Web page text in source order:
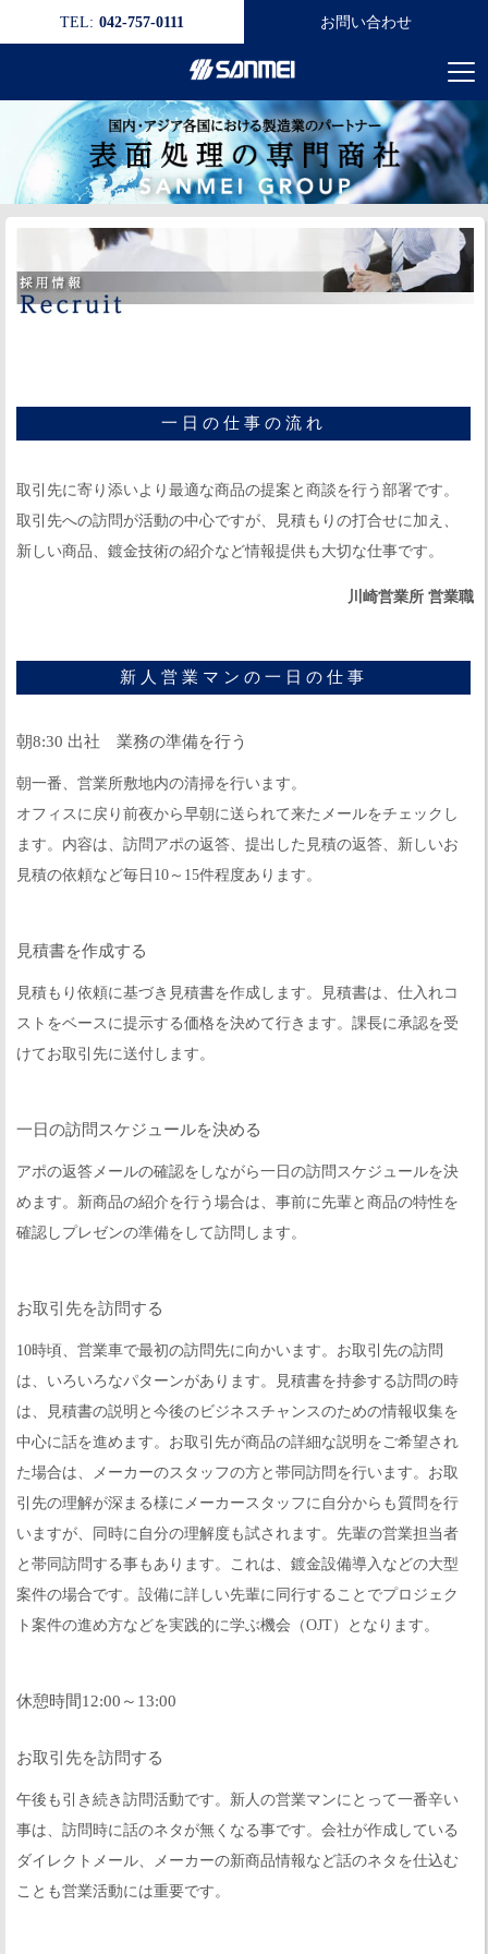
一日の仕事の流れ
取引先に寄り添いより最適な商品の提案と商談を行う部署です。
取引先への訪問が活動の中心ですが、見積もりの打合せに加え、
新しい商品、鍍金技術の紹介など情報提供も大切な仕事です。
川崎営業所 営業職
新人営業マンの一日の仕事
朝8:30 出社 業務の準備を行う
朝一番、営業所敷地内の清掃を行います。
オフィスに戻り前夜から早朝に送られて来たメールをチェックし
ます。内容は、訪問アポの返答、提出した見積の返答、新しいお
見積の依頼など毎日10～15件程度あります。
見積書を作成する
見積もり依頼に基づき見積書を作成します。見積書は、仕入れコ
ストをベースに提示する価格を決めて行きます。課長に承認を受
けてお取引先に送付します。
一日の訪問スケジュールを決める
アポの返答メールの確認をしながら一日の訪問スケジュールを決
めます。新商品の紹介を行う場合は、事前に先輩と商品の特性を
確認しプレゼンの準備をして訪問します。
お取引先を訪問する
10時頃、営業車で最初の訪問先に向かいます。お取引先の訪問
は、いろいろなパターンがあります。見積書を持参する訪問の時
は、見積書の説明と今後のビジネスチャンスのための情報収集を
中心に話を進めます。お取引先が商品の詳細な説明をご希望され
た場合は、メーカーのスタッフの方と帯同訪問を行います。お取
引先の理解が深まる様にメーカースタッフに自分からも質問を行
いますが、同時に自分の理解度も試されます。先輩の営業担当者
と帯同訪問する事もあります。これは、鍍金設備導入などの大型
案件の場合です。設備に詳しい先輩に同行することでプロジェク
ト案件の進め方などを実践的に学ぶ機会（OJT）となります。
休憩時間12:00～13:00
お取引先を訪問する
午後も引き続き訪問活動です。新人の営業マンにとって一番辛い
事は、訪問時に話のネタが無くなる事です。会社が作成している
ダイレクトメール、メーカーの新商品情報など話のネタを仕込む
ことも営業活動には重要です。
TEL: 042-757-0111 お問い合わせ